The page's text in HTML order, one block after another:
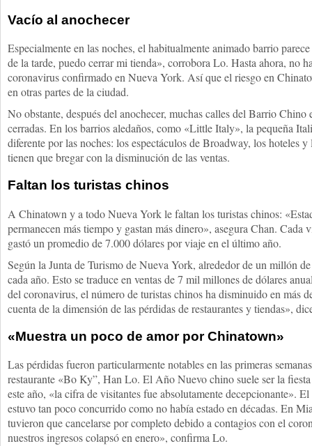
Vacío al anochecer
Especialmente en las noches, el habitualmente animado barrio
de la tarde, puedo cerrar mi tienda», corrobora Lo. Hasta ahora, no
coronavirus confirmado en Nueva York. Así que el riesgo en
en otras partes de la ciudad.
No obstante, después del anochecer, muchas calles del Barrio Chino
cerradas. En los barrios aledaños, como «Little Italy», la pequeña
diferente por las noches: los espectáculos de Broadway, los hoteles
tienen que bregar con la disminución de las ventas.
Faltan los turistas chinos
A Chinatown y a todo Nueva York le faltan los turistas chinos:
permanecen más tiempo y gastan más dinero», asegura Chan. Cada
gastó un promedio de 7.000 dólares por viaje en el último año.
Según la Junta de Turismo de Nueva York, alrededor de un millón
cada año. Esto se traduce en ventas de 7 mil millones de dólares
del coronavirus, el número de turistas chinos ha disminuido en más
cuenta de la dimensión de las pérdidas de restaurantes y tiendas»,
«Muestra un poco de amor por Chinatown»
Las pérdidas fueron particularmente notables en las primeras
restaurante «Bo Ky”, Han Lo. El Año Nuevo chino suele ser la
este año, «la cifra de visitantes fue absolutamente decepcionante».
estuvo tan poco concurrido como no había estado en décadas. En
tuvieron que cancelarse por completo debido a contagios con el
nuestros ingresos colapsó en enero», confirma Lo.